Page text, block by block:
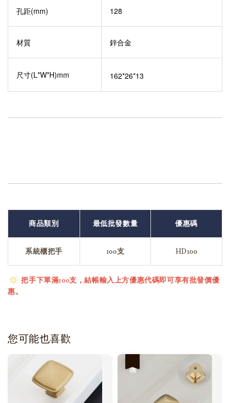
孔距(mm) 128
材質 鋅合金
尺寸(L*W*H)mm 162*26*13
商品類別 最低批發數量 優惠碼
系統櫃把手 100支 HD100
把手下單滿100支，結帳輸入上方優惠代碼即可享有批發價優
惠。
您可能也喜歡